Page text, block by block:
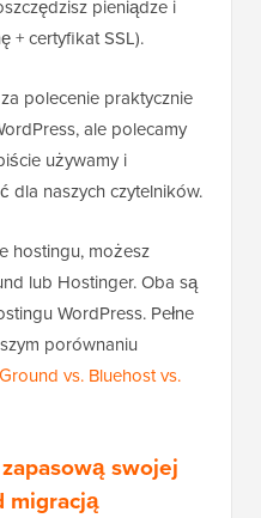
pieniądze i
+ certyfikat SSL).
polecenie praktycznie
ale polecamy
używamy i
dla naszych czytelników.
hostingu, możesz
lub Hostinger. Oba są
WordPress. Pełne
porównaniu
vs. Bluehost vs.
swojej
migracją